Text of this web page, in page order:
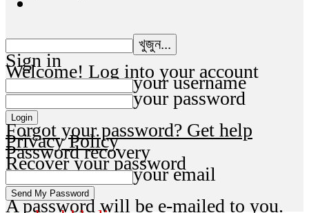
Sign in
Welcome! Log into your account
your username
your password
Forgot your password? Get help
Privacy Policy
Password recovery
Recover your password
your email
A password will be e-mailed to you.